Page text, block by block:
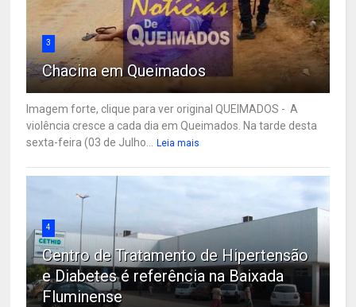
3
Chacina em Queimados
Imagem forte, clique para ver original QUEIMADOS - A
violência cresce a cada dia em Queimados. Na tarde desta
sexta-feira (03 de Julho...
Leia mais
4
Centro de Tratamento de Hipertensão
e Diabetes é referência na Baixada
Fluminense